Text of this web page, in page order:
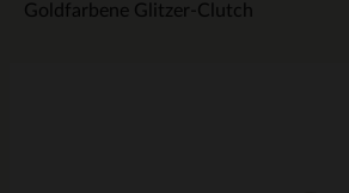
Goldfarbene Glitzer-Clutch